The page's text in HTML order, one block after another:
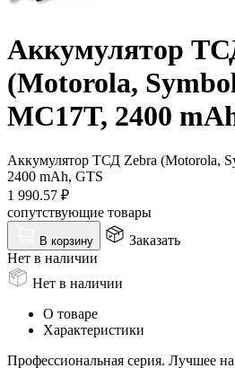
Аккумулятор
(Motorola,
MC17T, 2400
Аккумулятор ТСД Zebra (Motorola,
2400 mAh, GTS
1 990.57 ₽
сопутствующие товары
В корзину
Заказать
Нет в наличии
Нет в наличии
О товаре
Характеристики
Профессиональная серия. Лучшее